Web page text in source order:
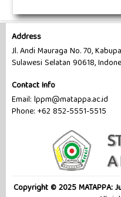
Address
Jl. Andi Mauraga No. 70,
Sulawesi Selatan 90618,
Contact Info
Email: lppm@matappa.ac.id
Phone: +62 852-5551-5515
Copyright © 2025 MATAPPA: